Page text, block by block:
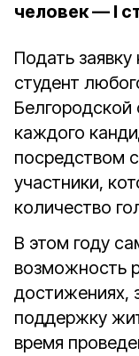
человек — I
Подать
студент
Белгородской
каждого
посредством
участники,
количество
В этом году
возможность
достижениях,
поддержку
время